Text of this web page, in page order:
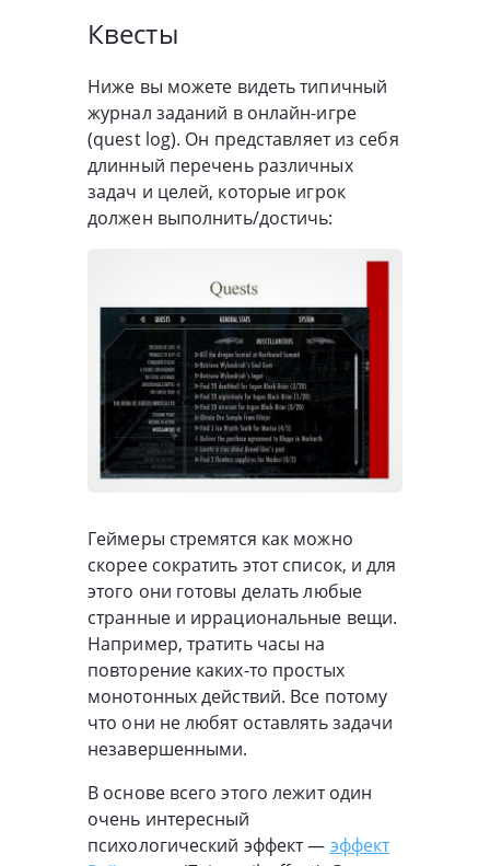
Квесты
Ниже вы можете видеть типичный
журнал заданий в онлайн-игре
(quest log). Он представляет из себя
длинный перечень различных
задач и целей, которые игрок
должен выполнить/достичь:
Геймеры стремятся как можно
скорее сократить этот список, и для
этого они готовы делать любые
странные и иррациональные вещи.
Например, тратить часы на
повторение каких-то простых
монотонных действий. Все потому
что они не любят оставлять задачи
незавершенными.
В основе всего этого лежит один
очень интересный
психологический эффект — эффект